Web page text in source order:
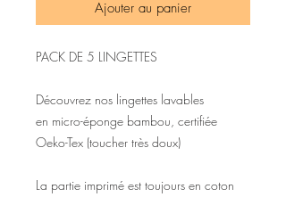
Ajouter au panier
PACK DE 5 LINGETTES
Découvrez nos lingettes lavables
en micro-éponge bambou, certifiée
Oeko-Tex (toucher très doux)
La partie imprimé est toujours en coton